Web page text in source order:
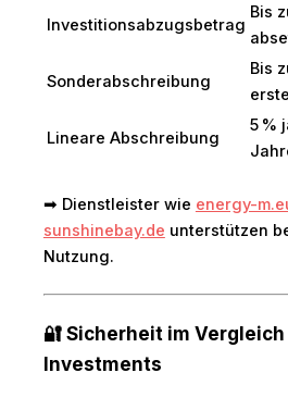
Investitionsabzugsbetrag
Bis
Sonderabschreibung
Bis
Lineare Abschreibung
5 %
➡ Dienstleister wie energy-
sunshinebay.de unterstützen
Nutzung.
🔐 Sicherheit im
Investments